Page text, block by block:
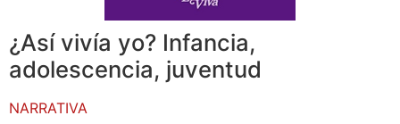
¿Así vivía yo? Infancia,
adolescencia, juventud
NARRATIVA